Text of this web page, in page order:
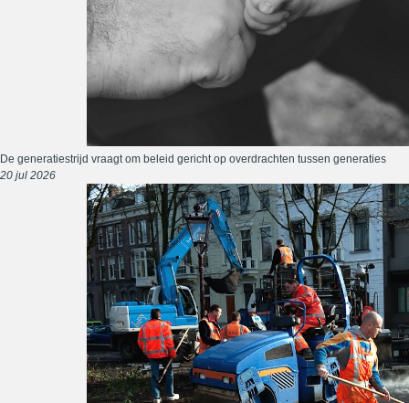
De generatiestrijd vraagt om beleid gericht op overdrachten tussen generaties
20 jul 2026